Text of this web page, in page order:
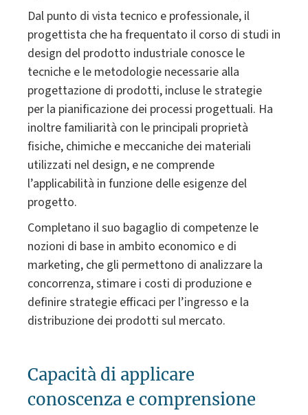
Dal punto di vista tecnico e professionale, il
progettista che ha frequentato il corso di studi in
design del prodotto industriale conosce le
tecniche e le metodologie necessarie alla
progettazione di prodotti, incluse le strategie
per la pianificazione dei processi progettuali. Ha
inoltre familiarità con le principali proprietà
fisiche, chimiche e meccaniche dei materiali
utilizzati nel design, e ne comprende
l’applicabilità in funzione delle esigenze del
progetto.
Completano il suo bagaglio di competenze le
nozioni di base in ambito economico e di
marketing, che gli permettono di analizzare la
concorrenza, stimare i costi di produzione e
definire strategie efficaci per l’ingresso e la
distribuzione dei prodotti sul mercato.
Capacità di applicare
conoscenza e comprensione